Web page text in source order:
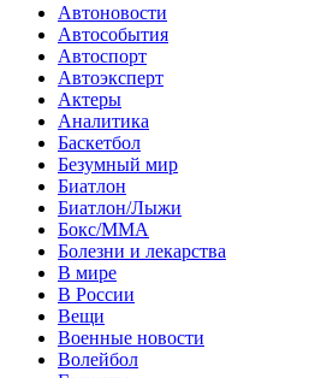
Автоновости
Автособытия
Автоспорт
Автоэксперт
Актеры
Аналитика
Баскетбол
Безумный мир
Биатлон
Биатлон/Лыжи
Бокс/MMA
Болезни и лекарства
В мире
В России
Вещи
Военные новости
Волейбол